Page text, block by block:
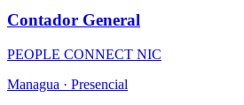
Contador General
PEOPLE CONNECT NIC
Managua · Presencial